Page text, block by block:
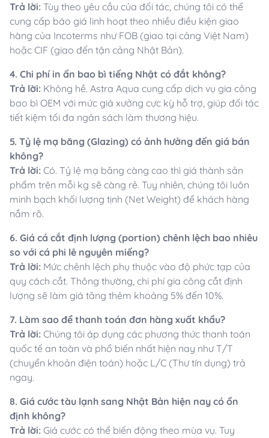
Trả lời: Tùy theo yêu cầu của đối tác, chúng tôi có thể
cung cấp báo giá linh hoạt theo nhiều điều kiện giao
hàng của Incoterms như FOB (giao tại cảng Việt Nam)
hoặc CIF (giao đến tận cảng Nhật Bản).
4. Chi phí in ấn bao bì tiếng Nhật có đắt không?
Trả lời: Không hề. Astra Aqua cung cấp dịch vụ gia công
bao bì OEM với mức giá xưởng cực kỳ hỗ trợ, giúp đối tác
tiết kiệm tối đa ngân sách làm thương hiệu.
5. Tỷ lệ mạ băng (Glazing) có ảnh hưởng đến giá bán
không?
Trả lời: Có. Tỷ lệ mạ băng càng cao thì giá thành sản
phẩm trên mỗi kg sẽ càng rẻ. Tuy nhiên, chúng tôi luôn
minh bạch khối lượng tịnh (Net Weight) để khách hàng
nắm rõ.
6. Giá cá cắt định lượng (portion) chênh lệch bao nhiêu
so với cá phi lê nguyên miếng?
Trả lời: Mức chênh lệch phụ thuộc vào độ phức tạp của
quy cách cắt. Thông thường, chi phí gia công cắt định
lượng sẽ làm giá tăng thêm khoảng 5% đến 10%.
7. Làm sao để thanh toán đơn hàng xuất khẩu?
Trả lời: Chúng tôi áp dụng các phương thức thanh toán
quốc tế an toàn và phổ biến nhất hiện nay như T/T
(chuyển khoản điện toán) hoặc L/C (Thư tín dụng) trả
ngay.
8. Giá cước tàu lạnh sang Nhật Bản hiện nay có ổn
định không?
Trả lời: Giá cước có thể biến động theo mùa vụ. Tuy